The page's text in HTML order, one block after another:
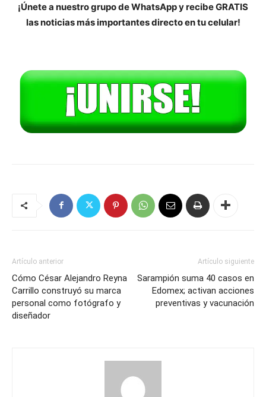
¡Únete a nuestro grupo de WhatsApp y recibe GRATIS
las noticias más importantes directo en tu celular!
Artículo anterior
Cómo César Alejandro Reyna
Carrillo construyó su marca
personal como fotógrafo y
diseñador
Artículo siguiente
Sarampión suma 40 casos en
Edomex; activan acciones
preventivas y vacunación